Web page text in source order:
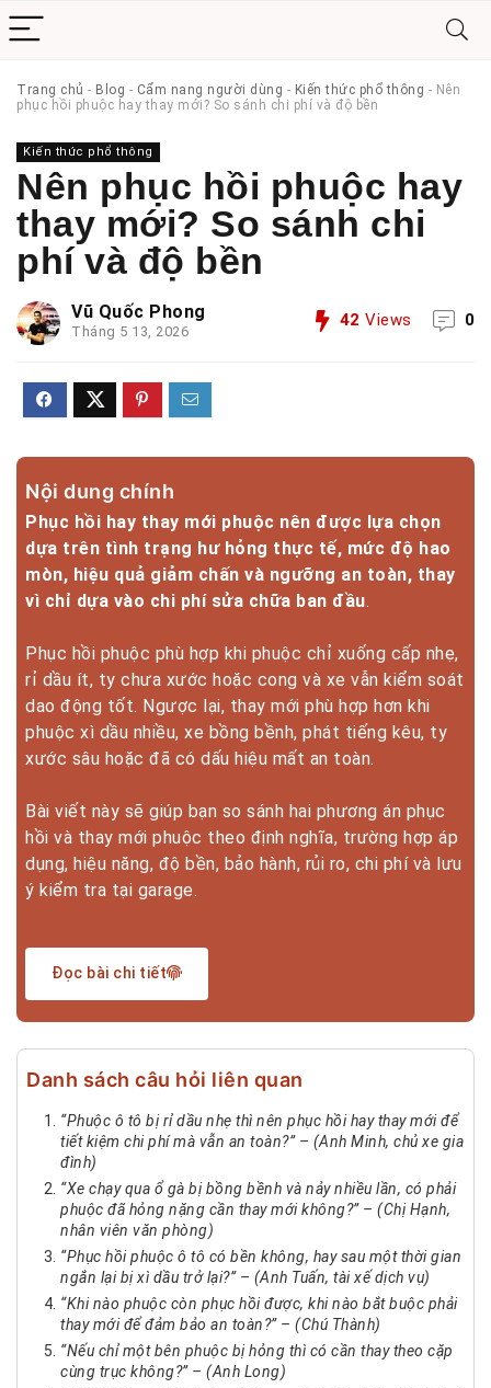
Trang chủ - Blog - Cẩm nang người dùng - Kiến thức phổ thông - Nên
phục hồi phuộc hay thay mới? So sánh chi phí và độ bền
Kiến thức phổ thông
Nên phục hồi phuộc hay
thay mới? So sánh chi
phí và độ bền
Vũ Quốc Phong
Tháng 5 13, 2026
42 Views 0
Nội dung chính
Phục hồi hay thay mới phuộc nên được lựa chọn
dựa trên tình trạng hư hỏng thực tế, mức độ hao
mòn, hiệu quả giảm chấn và ngưỡng an toàn, thay
vì chỉ dựa vào chi phí sửa chữa ban đầu.
Phục hồi phuộc phù hợp khi phuộc chỉ xuống cấp nhẹ,
rỉ dầu ít, ty chưa xước hoặc cong và xe vẫn kiểm soát
dao động tốt. Ngược lại, thay mới phù hợp hơn khi
phuộc xì dầu nhiều, xe bồng bềnh, phát tiếng kêu, ty
xước sâu hoặc đã có dấu hiệu mất an toàn.
Bài viết này sẽ giúp bạn so sánh hai phương án phục
hồi và thay mới phuộc theo định nghĩa, trường hợp áp
dụng, hiệu năng, độ bền, bảo hành, rủi ro, chi phí và lưu
ý kiểm tra tại garage.
Đọc bài chi tiết
Danh sách câu hỏi liên quan
“Phuộc ô tô bị rỉ dầu nhẹ thì nên phục hồi hay thay mới để
tiết kiệm chi phí mà vẫn an toàn?” – (Anh Minh, chủ xe gia
đình)
“Xe chạy qua ổ gà bị bồng bềnh và nảy nhiều lần, có phải
phuộc đã hỏng nặng cần thay mới không?” – (Chị Hạnh,
nhân viên văn phòng)
“Phục hồi phuộc ô tô có bền không, hay sau một thời gian
ngắn lại bị xì dầu trở lại?” – (Anh Tuấn, tài xế dịch vụ)
“Khi nào phuộc còn phục hồi được, khi nào bắt buộc phải
thay mới để đảm bảo an toàn?” – (Chú Thành)
“Nếu chỉ một bên phuộc bị hỏng thì có cần thay theo cặp
cùng trục không?” – (Anh Long)